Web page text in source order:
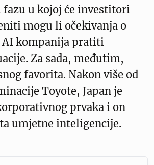
u kojoj će investitori
mogu li očekivanja o
AI kompanija pratiti
Za sada, međutim,
favorita. Nakon više od
Toyote, Japan je
prvaka i on
umjetne inteligencije.